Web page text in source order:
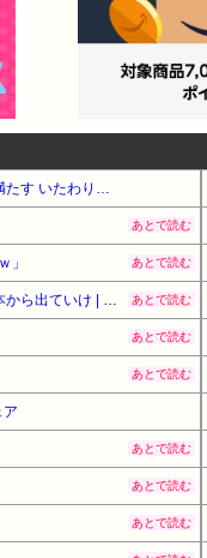
【最大50%OFF】KADOKAWA 簡単!美味い!レシピ本フェア③『クタクタな心と体をおいしく満たす いたわりごはん』他
あとで読む
」 あとで読む
［社説］永住厳格化で外国人の定着意欲をそぐな | 外国人受け入れに反対してる奴らこそ日本から出ていけ | 重税で国民の労働意欲を削ぐな あとで読む
あとで読む
あとで読む
ア
あとで読む
あとで読む
あとで読む